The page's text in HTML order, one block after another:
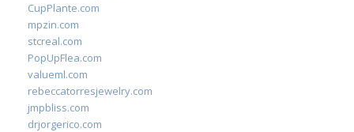
CupPlante.com
mpzin.com
stcreal.com
PopUpFlea.com
valueml.com
rebeccatorresjewelry.com
jmpbliss.com
drjorgerico.com